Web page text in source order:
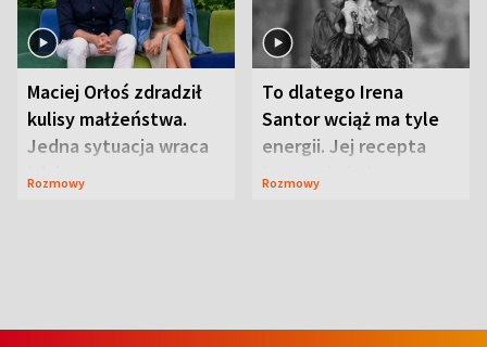
Maciej Orłoś zdradził
kulisy małżeństwa.
Jedna sytuacja wraca
jak bumerang
Rozmowy
To dlatego Irena
Santor wciąż ma tyle
energii. Jej recepta
jest zaskakująco
Rozmowy